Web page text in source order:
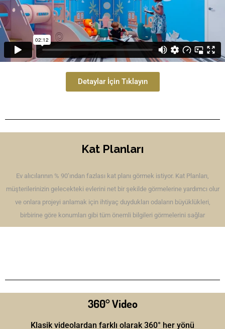
Detaylar İçin Tıklayın
Kat Planları
Ev alıcılarının % 90’ından fazlası kat planı görmek istiyor. Kat Planları,
müşterilerinizin gelecekteki evlerini net bir şekilde görmelerine yardımcı olur
ve onlara projeyi anlamak için ihtiyaç duydukları odaların büyüklükleri,
birbirine göre konumları gibi tüm önemli bilgileri görmelerini sağlar
360° Video
Klasik videolardan farklı olarak 360° her yönü